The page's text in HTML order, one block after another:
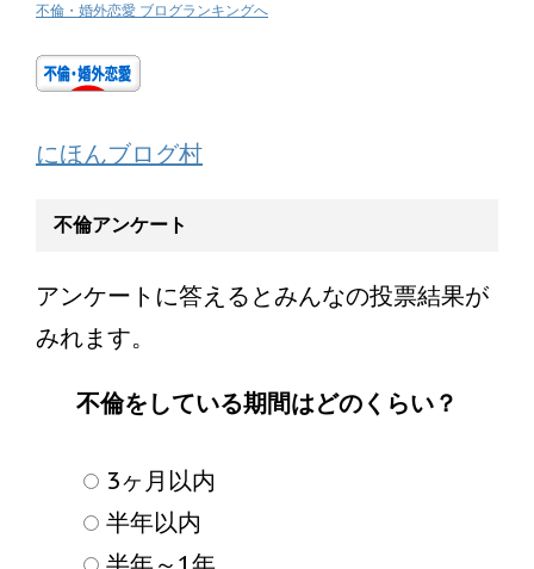
不倫・婚外恋愛 ブログランキングへ
にほんブログ村
不倫アンケート
アンケートに答えるとみんなの投票結果が
みれます。
不倫をしている期間はどのくらい？
3ヶ月以内
半年以内